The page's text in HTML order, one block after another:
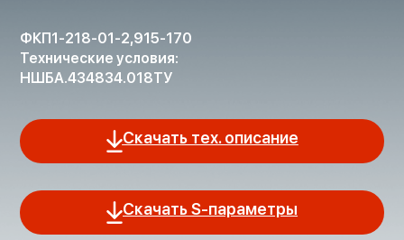
ФКП1-218-01-2,915-170
Технические условия:
НШБА.434834.018ТУ
Скачать тех. описание
Скачать S-параметры